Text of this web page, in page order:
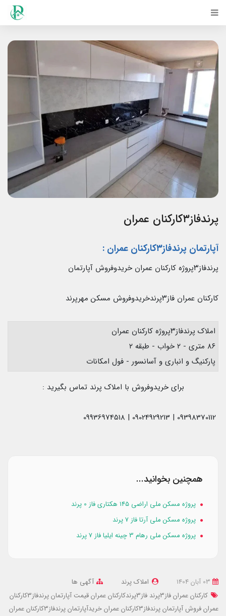
پرندفاز۳کارکنان عمران
آپارتمان پرندفاز۳کارکنان عمران :
پرندفاز۳پروژه کارکنان عمران خریدوفروش آپارتمان
کارکنان عمران فاز۳پرندخریدوفروش مسکن مهرپرند
املاک پرندفاز۳پروژه کارکنان عمران
۸۶ متری - ۲ خواب - طبقه ۲
پارکنیگ و انباری و آسانسور - فول امکانات
برای خریدوفروش با املاک پرند تماس بگیرید :
همچنین بخوانید...
پروژه مسکن ملی اراضی ۱۴۵ هکتاری فاز 0 پرند
پروژه مسکن ملی آرتا فاز 7 پرند
پروژه مسکن ملی رهام 3 چینه ایلیا فاز 7 پرند
املاک پرند
آگهی ها
کارکنان عمران فاز3پرند
فاز3پرندکارکنان عمران
قیمت آپارتمان پرندفاز3کارکنان
عمرانفروش آپارتمان پرندفاز3کارکنان عمران
خریدآپارتمان پرندفاز3کارکنان عمران